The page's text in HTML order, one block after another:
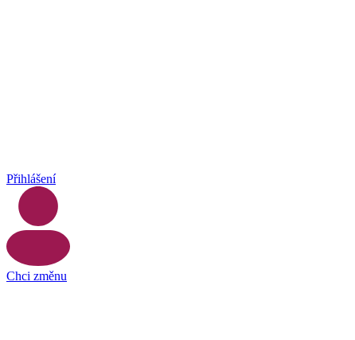
Přihlášení
Chci změnu